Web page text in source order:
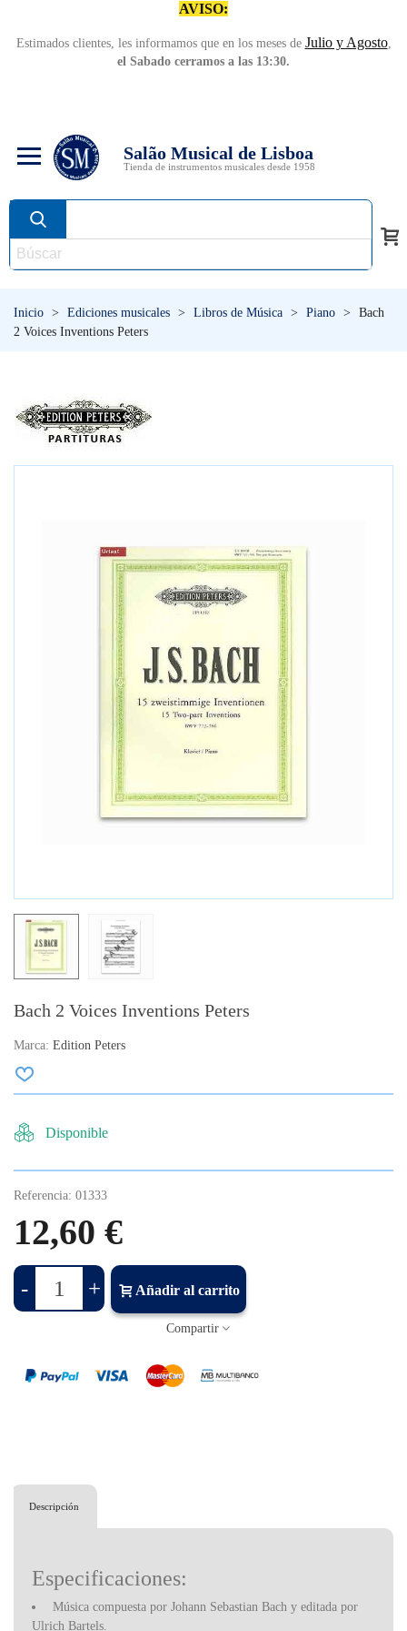
AVISO:
Estimados clientes, les informamos que en los meses de Julio y Agosto,
el Sabado cerramos a las 13:30.
Salão Musical de Lisboa
Tienda de instrumentos musicales desde 1958
Inicio > Ediciones musicales > Libros de Música > Piano >
Bach
2 Voices Inventions Peters
Bach 2 Voices Inventions Peters
Marca: Edition Peters
Disponible
Referencia: 01333
12,60 €
- + Añadir al carrito
Compartir
Descripción
Especificaciones:
Música compuesta por Johann Sebastian Bach y editada por
Ulrich Bartels.